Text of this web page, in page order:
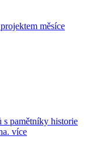
měsíce
pamětníky historie
více